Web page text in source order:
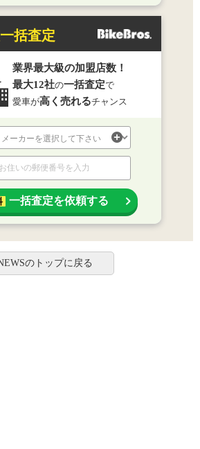
括査定
業界最大級の加盟店数！
最大12社の一括査定で
愛車が高く売れるチャンス
一括査定を依頼する
のトップに戻る